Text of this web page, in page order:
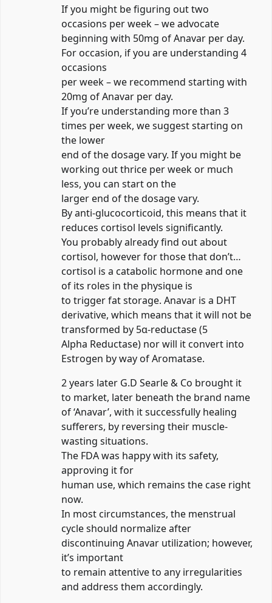
If you might be figuring out two
occasions per week – we advocate
beginning with 50mg of Anavar per day.
For occasion, if you are understanding 4
occasions
per week – we recommend starting with
20mg of Anavar per day.
If you’re understanding more than 3
times per week, we suggest starting on
the lower
end of the dosage vary. If you might be
working out thrice per week or much
less, you can start on the
larger end of the dosage vary.
By anti-glucocorticoid, this means that it
reduces cortisol levels significantly.
You probably already find out about
cortisol, however for those that don’t…
cortisol is a catabolic hormone and one
of its roles in the physique is
to trigger fat storage. Anavar is a DHT
derivative, which means that it will not be
transformed by 5α-reductase (5
Alpha Reductase) nor will it convert into
Estrogen by way of Aromatase.
2 years later G.D Searle & Co brought it
to market, later beneath the brand name
of ‘Anavar’, with it successfully healing
sufferers, by reversing their muscle-
wasting situations.
The FDA was happy with its safety,
approving it for
human use, which remains the case right
now.
In most circumstances, the menstrual
cycle should normalize after
discontinuing Anavar utilization; however,
it’s important
to remain attentive to any irregularities
and address them accordingly.